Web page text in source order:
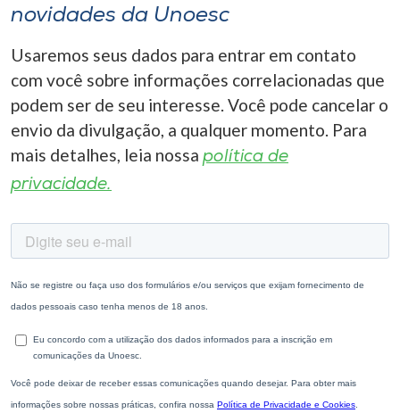
novidades da Unoesc
Usaremos seus dados para entrar em contato
com você sobre informações correlacionadas que
podem ser de seu interesse. Você pode cancelar o
envio da divulgação, a qualquer momento. Para
mais detalhes, leia nossa política de
privacidade.